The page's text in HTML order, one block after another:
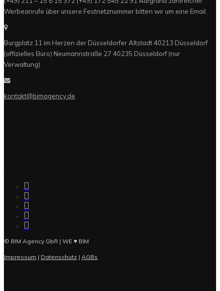
Werbeanrufe über unsere Festnetznummer bitten wir um eine Email.
Burgplatz 11 im Herzen der Düsseldorfer Altstadt 40213 Düsseldorf
(offizielles Büro) Neumannstraße 27 40235 Düsseldorf (nur
Verwaltung)
kontakt@bimagency.de
© BIM Agency GbR | WE ♥ BIM
Impressum | Datenschutz | AGBs